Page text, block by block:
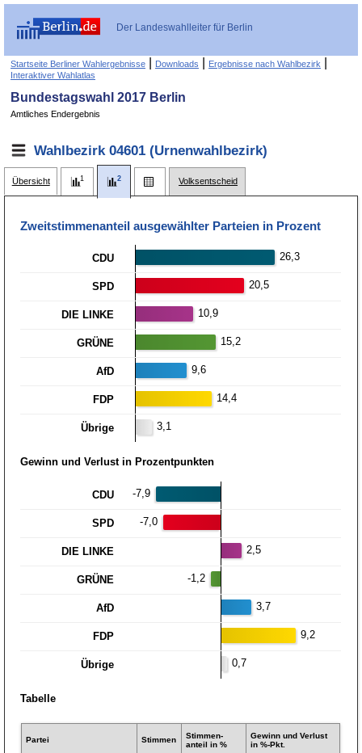
Der Landeswahlleiter für Berlin
Startseite Berliner Wahlergebnisse Downloads Ergebnisse nach Wahlbezirk
Interaktiver Wahlatlas
Bundestagswahl 2017 Berlin
Amtliches Endergebnis
Wahlbezirk 04601 (Urnenwahlbezirk)
Übersicht Volksentscheid
Zweitstimmen­anteil ausgewählter Parteien in Prozent
CDU 26,3
SPD 20,5
DIE LINKE 10,9
GRÜNE 15,2
AfD 9,6
FDP 14,4
Übrige 3,1
Gewinn und Verlust in Prozentpunkten
CDU -7,9
SPD -7,0
DIE LINKE 2,5
GRÜNE -1,2
AfD 3,7
FDP 9,2
Übrige 0,7
Tabelle
Partei Stimmen
Stimmen­
anteil in %
Gewinn und Verlust
in %-Pkt.